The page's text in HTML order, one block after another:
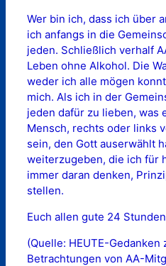
Wer bin ich, dass ich über
ich anfangs in die
jeden. Schließlich verhalf
Leben ohne Alkohol. Die
weder ich alle mögen
mich. Als ich in der
jeden dafür zu lieben, was
Mensch, rechts oder links
sein, den Gott auserwählt
weiterzugeben, die ich für
immer daran denken,
stellen.
Euch allen gute 24 Stunden
(Quelle: HEUTE-Gedanken
Betrachtungen von AA-